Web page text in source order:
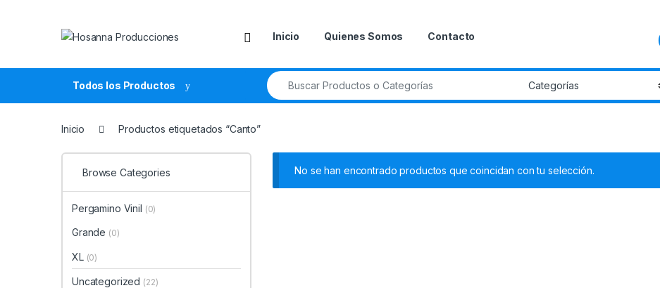
Inicio Quienes Somos Contacto
Todos los Productos
Search for:
Inicio Productos etiquetados “Canto”
No se han encontrado productos que coincidan con tu selección.
Browse Categories
Pergamino Vinil (0)
Grande (0)
XL (0)
Uncategorized (22)